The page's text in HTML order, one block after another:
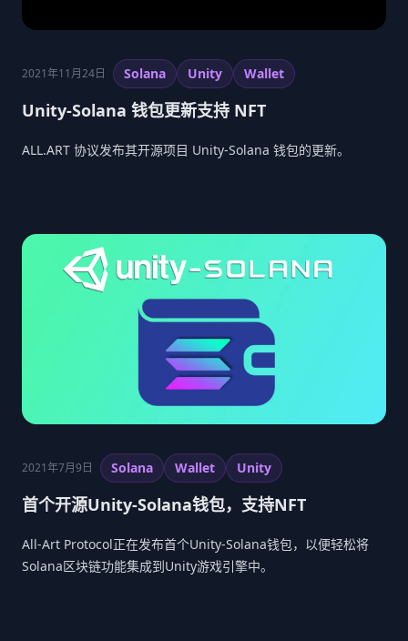
2021年11月24日 Solana Unity Wallet
Unity-Solana 钱包更新支持 NFT
ALL.ART 协议发布其开源项目 Unity-Solana 钱包的更新。
2021年7月9日 Solana Wallet Unity
首个开源Unity-Solana钱包，支持NFT
All-Art Protocol正在发布首个Unity-Solana钱包，以便轻松将
Solana区块链功能集成到Unity游戏引擎中。